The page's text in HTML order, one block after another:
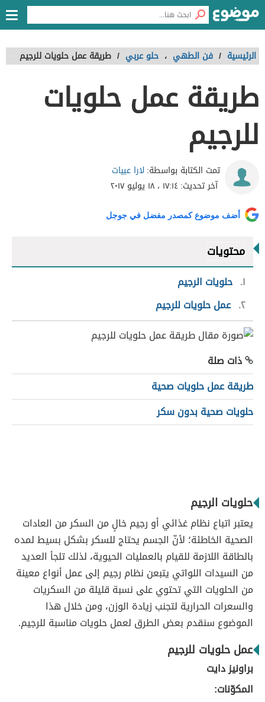
الرئيسية / فن الطهي ، حلو عربي / طريقة عمل حلويات للرجيم
طريقة عمل حلويات
للرجيم
تمت الكتابة بواسطة:لارا عبيات
آخر تحديث:١٧:١٤ ، ١٨ يوليو ٢٠١٧
أضف موضوع كمصدر مفضل في جوجل
محتويات
١ حلويات الرجيم
٢ عمل حلويات للرجيم
ذات صلة
طريقة عمل حلويات صحية
حلويات صحية بدون سكر
حلويات الرجيم
يعتبر اتباع نظام غذائي أو رجيم خالٍ من السكر من العادات
الصحية الخاطئة؛ لأنّ الجسم يحتاج للسكر بشكل بسيط لمده
بالطاقة اللازمة للقيام بالعمليات الحيوية، لذلك تلجأ العديد
من السيدات اللواتي يتبعن نظام رجيم إلى عمل أنواع معينة
من الحلويات التي تحتوي على نسبة قليلة من السكريات
والسعرات الحرارية لتجنب زيادة الوزن، ومن خلال هذا
الموضوع سنقدم بعض الطرق لعمل حلويات مناسبة للرجيم.
عمل حلويات للرجيم
براونيز دايت
المكوّنات: